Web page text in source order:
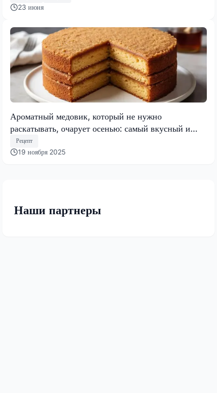
23 июня
Ароматный медовик, который не нужно
раскатывать, очарует осенью: самый вкусный и
быстрый торт 2025 года
Рецепт
19 ноября 2025
Наши партнеры